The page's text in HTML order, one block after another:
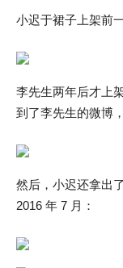
小迟于裙子上架前
李先生两年后才上
到了李先生的微博
然后，小迟还拿出
2016 年 7 月：